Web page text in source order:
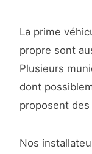
La prime
propre sont
Plusieurs
dont
proposent
Nos